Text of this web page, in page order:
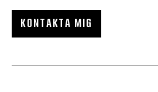
KONTAKTA MIG